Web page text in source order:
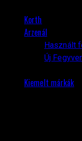
Korth
Arzenál
Használt
Új
Kiemelt márkák